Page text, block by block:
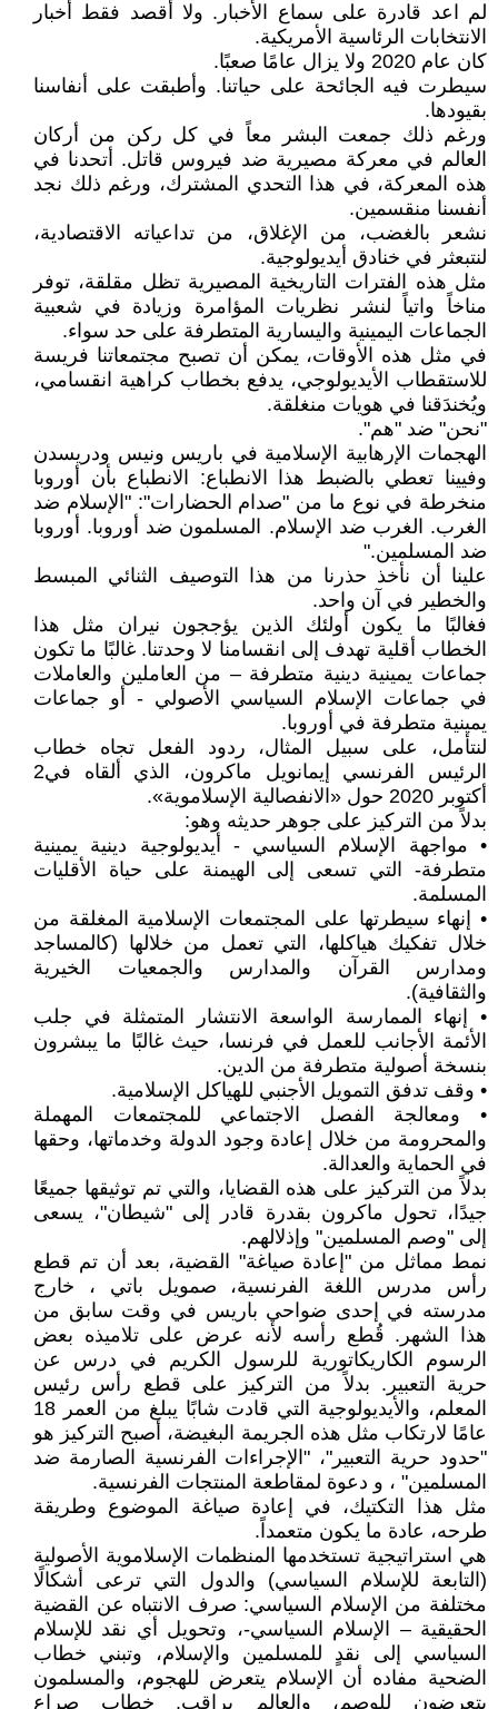
لم اعد قادرة على سماع الأخبار. ولا أقصد فقط أخبار
الانتخابات الرئاسية الأمريكية.
كان عام 2020 ولا يزال عامًا صعبًا.
سيطرت فيه الجائحة على حياتنا. وأطبقت على أنفاسنا
بقيودها.
ورغم ذلك جمعت البشر معاً في كل ركن من أركان
العالم في معركة مصيرية ضد فيروس قاتل. أتحدنا في
هذه المعركة، في هذا التحدي المشترك، ورغم ذلك نجد
أنفسنا منقسمين.
نشعر بالغضب، من الإغلاق، من تداعياته الاقتصادية،
لنتبعثر في خنادق أيديولوجية.
مثل هذه الفترات التاريخية المصيرية تظل مقلقة، توفر
مناخاً واتياً لنشر نظريات المؤامرة وزيادة في شعبية
الجماعات اليمينية واليسارية المتطرفة على حد سواء.
في مثل هذه الأوقات، يمكن أن تصبح مجتمعاتنا فريسة
للاستقطاب الأيديولوجي، يدفع بخطاب كراهية انقسامي،
ويُخندَقنا في هويات منغلقة.
"نحن" ضد "هم".
الهجمات الإرهابية الإسلامية في باريس ونيس ودريسدن
وفيينا تعطي بالضبط هذا الانطباع: الانطباع بأن أوروبا
منخرطة في نوع ما من "صدام الحضارات": "الإسلام ضد
الغرب. الغرب ضد الإسلام. المسلمون ضد أوروبا. أوروبا
ضد المسلمين."
علينا أن نأخذ حذرنا من هذا التوصيف الثنائي المبسط
والخطير في آن واحد.
فغالبًا ما يكون أولئك الذين يؤججون نيران مثل هذا
الخطاب أقلية تهدف إلى انقسامنا لا وحدتنا. غالبًا ما تكون
جماعات يمينية دينية متطرفة – من العاملين والعاملات
في جماعات الإسلام السياسي الأصولي - أو جماعات
يمينية متطرفة في أوروبا.
لنتأمل، على سبيل المثال، ردود الفعل تجاه خطاب
الرئيس الفرنسي إيمانويل ماكرون، الذي ألقاه في2
أكتوبر 2020 حول «الانفصالية الإسلاموية».
بدلاً من التركيز على جوهر حديثه وهو:
• مواجهة الإسلام السياسي - أيديولوجية دينية يمينية
متطرفة- التي تسعى إلى الهيمنة على حياة الأقليات
المسلمة.
• إنهاء سيطرتها على المجتمعات الإسلامية المغلقة من
خلال تفكيك هياكلها، التي تعمل من خلالها (كالمساجد
ومدارس القرآن والمدارس والجمعيات الخيرية
والثقافية).
• إنهاء الممارسة الواسعة الانتشار المتمثلة في جلب
الأئمة الأجانب للعمل في فرنسا، حيث غالبًا ما يبشرون
بنسخة أصولية متطرفة من الدين.
• وقف تدفق التمويل الأجنبي للهياكل الإسلامية.
• ومعالجة الفصل الاجتماعي للمجتمعات المهملة
والمحرومة من خلال إعادة وجود الدولة وخدماتها، وحقها
في الحماية والعدالة.
بدلاً من التركيز على هذه القضايا، والتي تم توثيقها جميعًا
جيدًا، تحول ماكرون بقدرة قادر إلى "شيطان"، يسعى
إلى "وصم المسلمين" وإذلالهم.
نمط مماثل من "إعادة صياغة" القضية، بعد أن تم قطع
رأس مدرس اللغة الفرنسية، صمويل باتي ، خارج
مدرسته في إحدى ضواحي باريس في وقت سابق من
هذا الشهر. قُطع رأسه لأنه عرض على تلاميذه بعض
الرسوم الكاريكاتورية للرسول الكريم في درس عن
حرية التعبير. بدلاً من التركيز على قطع رأس رئيس
المعلم، والأيديولوجية التي قادت شابًا يبلغ من العمر 18
عامًا لارتكاب مثل هذه الجريمة البغيضة، أصبح التركيز هو
"حدود حرية التعبير"، "الإجراءات الفرنسية الصارمة ضد
المسلمين" ، و دعوة لمقاطعة المنتجات الفرنسية.
مثل هذا التكتيك، في إعادة صياغة الموضوع وطريقة
طرحه، عادة ما يكون متعمداً.
هي استراتيجية تستخدمها المنظمات الإسلاموية الأصولية
(التابعة للإسلام السياسي) والدول التي ترعى أشكالًا
مختلفة من الإسلام السياسي: صرف الانتباه عن القضية
الحقيقية – الإسلام السياسي-، وتحويل أي نقد للإسلام
السياسي إلى نقدٍ للمسلمين والإسلام، وتبني خطاب
الضحية مفاده أن الإسلام يتعرض للهجوم، والمسلمون
يتعرضون للوصم، والعالم يراقب. خطاب صراع